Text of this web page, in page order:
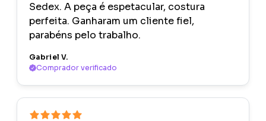
Sedex. A peça é espetacular, costura
perfeita. Ganharam um cliente fiel,
parabéns pelo trabalho.
Gabriel V.
Comprador verificado